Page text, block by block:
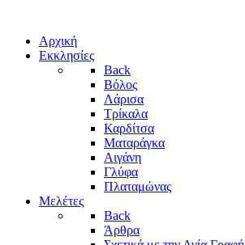
Αρχική
Εκκλησίες
Back
Βόλος
Λάρισα
Τρίκαλα
Καρδίτσα
Ματαράγκα
Αιγάνη
Γλύφα
Πλαταμώνας
Μελέτες
Back
Άρθρα